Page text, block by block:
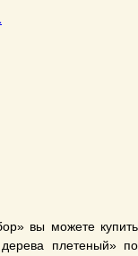
вы можете купить
плетеный» по